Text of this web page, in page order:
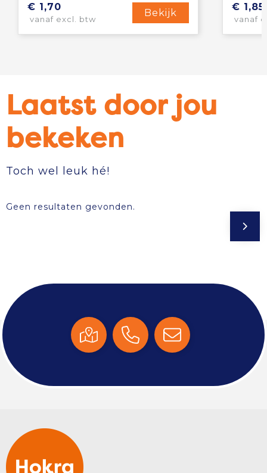
€ 1,70
vanaf excl. btw
Bekijk
€ 1,85
vanaf
Laatst door jou
bekeken
Toch wel leuk hé!
Geen resultaten gevonden.